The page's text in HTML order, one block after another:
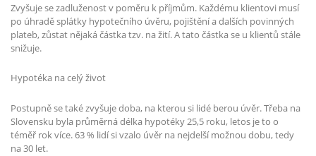
Zvyšuje se zadluženost v poměru k příjmům. Každému klientovi musí
po úhradě splátky hypotečního úvěru, pojištění a dalších povinných
plateb, zůstat nějaká částka tzv. na žití. A tato částka se u klientů stále
snižuje.
Hypotéka na celý život
Postupně se také zvyšuje doba, na kterou si lidé berou úvěr. Třeba na
Slovensku byla průměrná délka hypotéky 25,5 roku, letos je to o
téměř rok více. 63 % lidí si vzalo úvěr na nejdelší možnou dobu, tedy
na 30 let.